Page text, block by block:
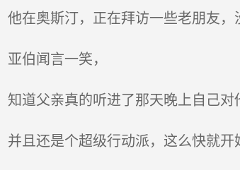
他在奥斯汀，正在拜访一些老朋友，
亚伯闻言一笑，
知道父亲真的听进了那天晚上自己对
并且还是个超级行动派，这么快就开